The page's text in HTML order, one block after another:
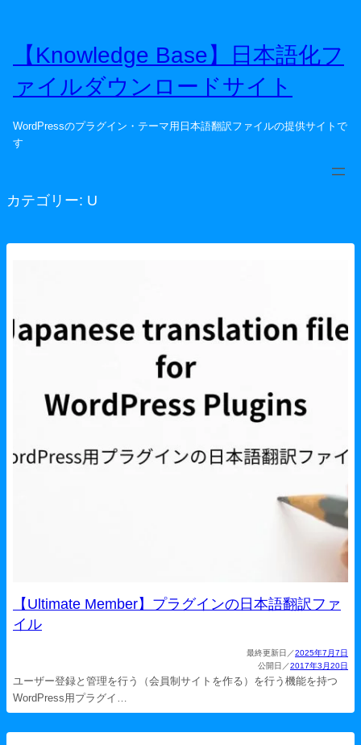
ス
ッ
【Knowledge Base】日本語化フ
ァイルダウンロードサイト
WordPressのプラグイン・テーマ用日本語翻訳ファイルの提供サイトで
す
カテゴリー: U
【Ultimate Member】プラグインの日本語翻訳ファ
イル
2025年7月7日
2017年3月20日
ユーザー登録と管理を行う（会員制サイトを作る）を行う機能を持つ
WordPress用プラグイ…